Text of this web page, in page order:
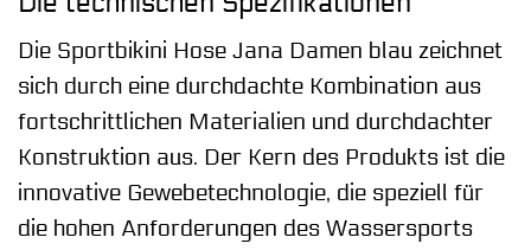
Die Sportbikini Hose Jana Damen blau zeichnet
sich durch eine durchdachte Kombination aus
fortschrittlichen Materialien und durchdachter
Konstruktion aus. Der Kern des Produkts ist die
innovative Gewebetechnologie, die speziell für
die hohen Anforderungen des Wassersports